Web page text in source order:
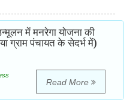
में मनरेगा योजना की
ग्राम पंचायत के सेदर्भ में)
Read More